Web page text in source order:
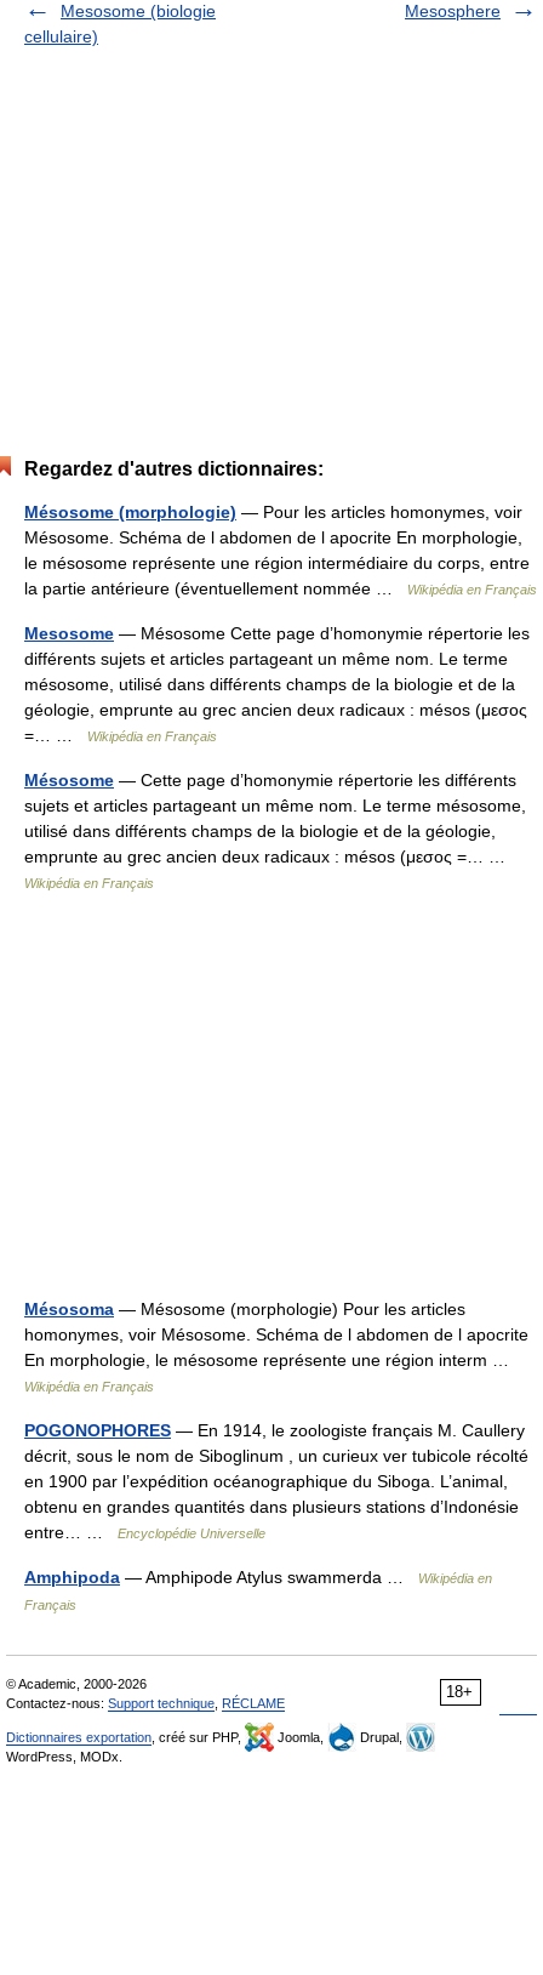
Mesosome (biologie
cellulaire)
Mesosphere
Regardez d'autres dictionnaires:
Mésosome (morphologie) — Pour les articles homonymes, voir
Mésosome. Schéma de l abdomen de l apocrite En morphologie,
le mésosome représente une région intermédiaire du corps, entre
la partie antérieure (éventuellement nommée …
Wikipédia en Français
Mesosome — Mésosome Cette page d’homonymie répertorie les
différents sujets et articles partageant un même nom. Le terme
mésosome, utilisé dans différents champs de la biologie et de la
géologie, emprunte au grec ancien deux radicaux : mésos (μεσος
=… …
Wikipédia en Français
Mésosome — Cette page d’homonymie répertorie les différents
sujets et articles partageant un même nom. Le terme mésosome,
utilisé dans différents champs de la biologie et de la géologie,
emprunte au grec ancien deux radicaux : mésos (μεσος =… …
Wikipédia en Français
Mésosoma — Mésosome (morphologie) Pour les articles
homonymes, voir Mésosome. Schéma de l abdomen de l apocrite
En morphologie, le mésosome représente une région interm …
Wikipédia en Français
POGONOPHORES — En 1914, le zoologiste français M. Caullery
décrit, sous le nom de Siboglinum , un curieux ver tubicole récolté
en 1900 par l’expédition océanographique du Siboga. L’animal,
obtenu en grandes quantités dans plusieurs stations d’Indonésie
entre… …
Encyclopédie Universelle
Amphipoda — Amphipode Atylus swammerda …
Wikipédia en
Français
18+
© Academic, 2000-2026
Contactez-nous: Support technique RÉCLAME
Dictionnaires exportation , créé sur PHP, Joomla,
Drupal,
WordPress, MODx.